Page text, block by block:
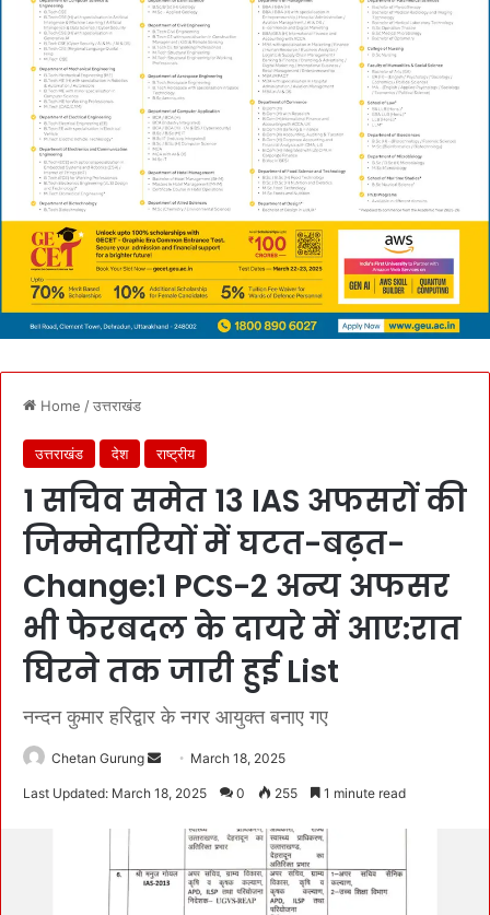
Home /उत्तराखंड
उत्तराखंड देश राष्ट्रीय
1 सचिव समेत 13 IAS अफसरों की
जिम्मेदारियों में घटत-बढ़त-
Change:1 PCS-2 अन्य अफसर
भी फेरबदल के दायरे में आए:रात
घिरने तक जारी हुई List
नन्दन कुमार हरिद्वार के नगर आयुक्त बनाए गए
Chetan Gurung
n
March 18, 2025
Last Updated: March 18, 2025 0 255 1 minute read